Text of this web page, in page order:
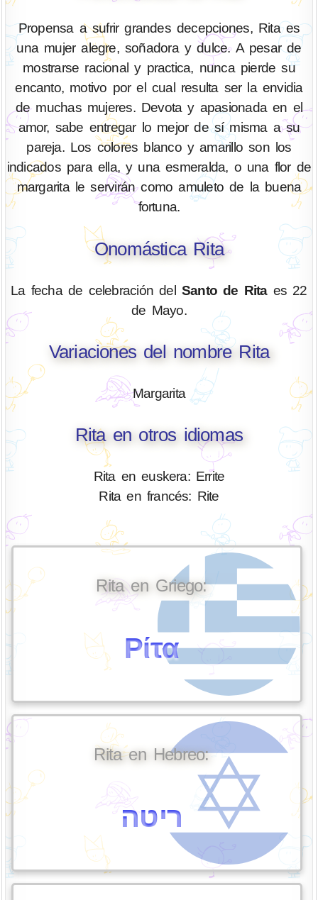
Propensa a sufrir grandes decepciones, Rita es
una mujer alegre, soñadora y dulce. A pesar de
mostrarse racional y practica, nunca pierde su
encanto, motivo por el cual resulta ser la envidia
de muchas mujeres. Devota y apasionada en el
amor, sabe entregar lo mejor de sí misma a su
pareja. Los colores blanco y amarillo son los
indicados para ella, y una esmeralda, o una flor de
margarita le servirán como amuleto de la buena
fortuna.
Onomástica Rita
La fecha de celebración del Santo de Ritaes 22
de Mayo.
Variaciones del nombre Rita
Margarita
Rita en otros idiomas
Rita en euskera: Errite
Rita en francés: Rite
Rita en Griego:
Ρίτα
Rita en Hebreo:
ריטה